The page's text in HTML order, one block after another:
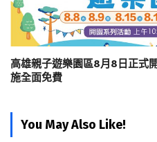
高雄親子遊樂園區8月8日正式
施全面免費
You May Also Like!